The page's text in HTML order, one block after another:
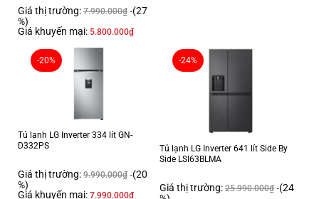
Năm ra mắt:
2024
Thương hiệu:
LG
Xuất xứ thương hiệu:
Sản xuất tại:
Bảo hành:
Đặc điểm nổi bật của tủ lạnh LG Inverter 666 lít
Giá thị trường: 7.990.000₫ (27
%)
Giá khuyến mại: 5.800.000₫
-20%
Tủ lạnh LG Inverter 334 lít GN-
D332PS
Giá thị trường: 9.990.000₫ (20
%)
Giá khuyến mại: 7.990.000₫
-24%
Tủ lạnh LG Inverter 641 lít Side By
Side LSI63BLMA
Giá thị trường: 25.990.000₫ (24